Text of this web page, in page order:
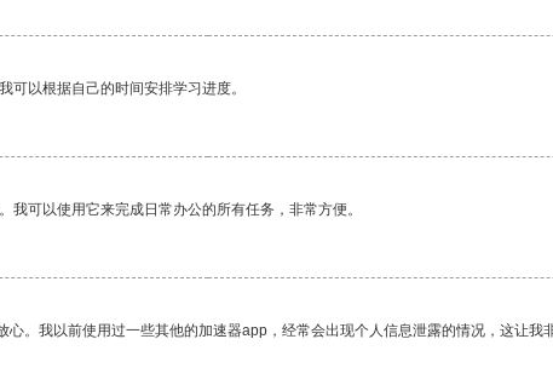
以根据自己的时间安排学习进度。
可以使用它来完成日常办公的所有任务，非常方便。
。我以前使用过一些其他的加速器app，经常会出现个人信息泄露的情况，这让我